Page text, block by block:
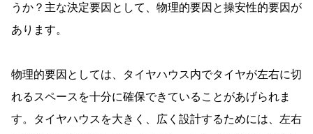
うか？主な決定要因として、物理的要因と操安性的要因が
あります。
物理的要因としては、タイヤハウス内でタイヤが左右に切
れるスペースを十分に確保できていることがあげられま
す。タイヤハウスを大きく、広く設計するためには、左右